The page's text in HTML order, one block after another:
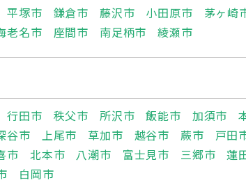
平塚市 鎌倉市 藤沢市 小田原市 茅ヶ崎
老名市 座間市 南足柄市 綾瀬市
行田市 秩父市 所沢市 飯能市 加須市
谷市 上尾市 草加市 越谷市 蕨市 戸田
市 北本市 八潮市 富士見市 三郷市 蓮
白岡市